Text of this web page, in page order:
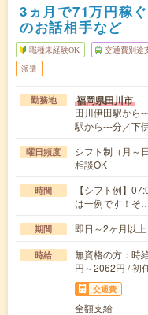
3ヵ月で71万円稼
のお話相手など
職種未経験OK 交通費別途
派遣
勤務地 福岡県田川市
田川伊田駅から
駅から---分／下
曜日頻度
シフト制（月～
相談OK
時間
【シフト例】
は一例です！そ
期間 即日～2ヶ月以
時給
無資格の方：時
円～2062円 / 初
交通費
全額支給